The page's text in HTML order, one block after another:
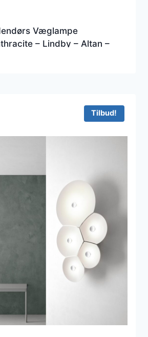
Væglampe
– Lindby – Altan –
– Med én lyskilde
Tilbud!